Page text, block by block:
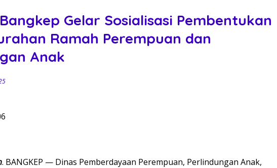
Bangkep Gelar Sosialisasi Pembentukan
Ramah Perempuan dan
Anak
. BANGKEP — Dinas Pemberdayaan Perempuan, Perlindungan Anak,